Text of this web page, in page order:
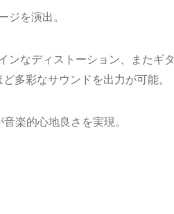
を演出。
ンなディストーション、またギタ
多彩なサウンドを出力が可能。
楽的心地良さを実現。